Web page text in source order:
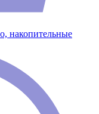
накопительные